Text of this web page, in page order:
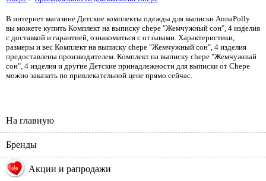
В интернет магазине Детские комплекты одежды для выписки AnnaPolly
вы можете купить Комплект на выписку chepe "Жемчужный сон", 4 изделия
с доставкой и гарантией, ознакомиться с отзывами. Характеристики,
размеры и вес Комплект на выписку chepe "Жемчужный сон", 4 изделия
предоставлены производителем. Комплект на выписку chepe "Жемчужный
сон", 4 изделия и другие Детские принадлежности для выписки от Chepe
можно заказать по привлекательной цене прямо сейчас.
На главную
Бренды
% Акции и рапродажи